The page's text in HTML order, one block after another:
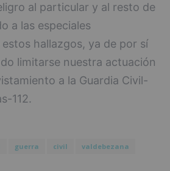
al particular y al resto de
a las especiales
hallazgos, ya de por sí
limitarse nuestra actuación
a la Guardia Civil-
112.
guerra civil valdebezana